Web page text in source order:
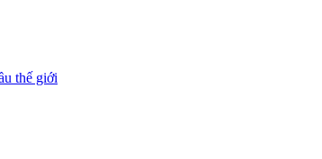
thế giới